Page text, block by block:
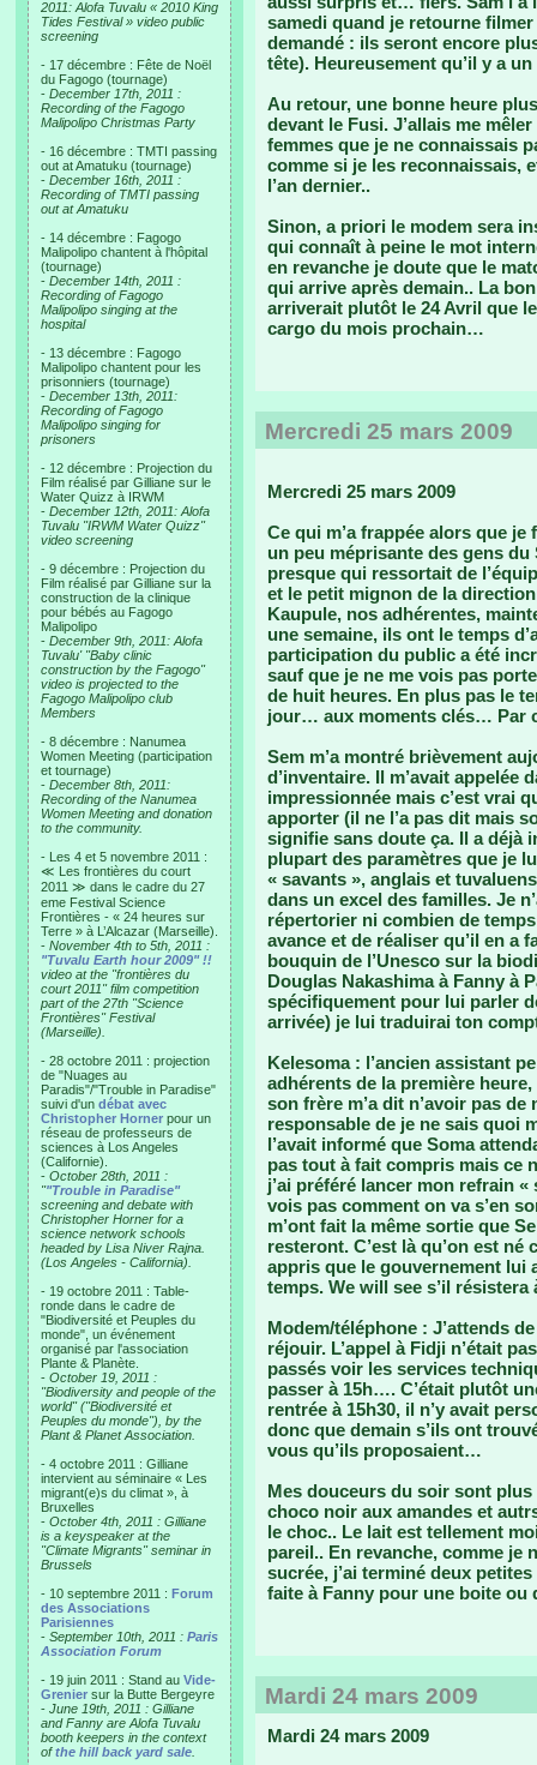
2011: Alofa Tuvalu « 2010 King
Tides Festival » video public
screening
- 17 décembre : Fête de Noël
du Fagogo (tournage)
- December 17th, 2011 :
Recording of the Fagogo
Malipolipo Christmas Party
- 16 décembre : TMTI passing
out at Amatuku (tournage)
- December 16th, 2011 :
Recording of TMTI passing
out at Amatuku
- 14 décembre : Fagogo
Malipolipo chantent à l'hôpital
(tournage)
- December 14th, 2011 :
Recording of Fagogo
Malipolipo singing at the
hospital
- 13 décembre : Fagogo
Malipolipo chantent pour les
prisonniers (tournage)
- December 13th, 2011:
Recording of Fagogo
Malipolipo singing for
prisoners
- 12 décembre : Projection du
Film réalisé par Gilliane sur le
Water Quizz à IRWM
- December 12th, 2011: Alofa
Tuvalu "IRWM Water Quizz"
video screening
- 9 décembre : Projection du
Film réalisé par Gilliane sur la
construction de la clinique
pour bébés au Fagogo
Malipolipo
- December 9th, 2011: Alofa
Tuvalu' "Baby clinic
construction by the Fagogo"
video is projected to the
Fagogo Malipolipo club
Members
- 8 décembre : Nanumea
Women Meeting (participation
et tournage)
- December 8th, 2011:
Recording of the Nanumea
Women Meeting and donation
to the community.
- Les 4 et 5 novembre 2011 :
≪ Les frontières du court
2011 ≫ dans le cadre du 27
eme Festival Science
Frontières - « 24 heures sur
Terre » à L’Alcazar (Marseille).
- November 4th to 5th, 2011 :
"Tuvalu Earth hour 2009" !!
video at the "frontières du
court 2011" film competition
part of the 27th "Science
Frontières" Festival
(Marseille).
- 28 octobre 2011 : projection
de "Nuages au
Paradis"/"Trouble in Paradise"
suivi d'un débat avec
Christopher Horner pour un
réseau de professeurs de
sciences à Los Angeles
(Californie).
- October 28th, 2011 :
""Trouble in Paradise"
screening and debate with
Christopher Horner for a
science network schools
headed by Lisa Niver Rajna.
(Los Angeles - California).
- 19 octobre 2011 : Table-
ronde dans le cadre de
"Biodiversité et Peuples du
monde", un événement
organisé par l'association
Plante & Planète.
- October 19, 2011 :
"Biodiversity and people of the
world" ("Biodiversité et
Peuples du monde"), by the
Plant & Planet Association.
- 4 octobre 2011 : Gilliane
intervient au séminaire « Les
migrant(e)s du climat », à
Bruxelles
- October 4th, 2011 : Gilliane
is a keyspeaker at the
"Climate Migrants" seminar in
Brussels
- 10 septembre 2011 : Forum
des Associations
Parisiennes
- September 10th, 2011 : Paris
Association Forum
- 19 juin 2011 : Stand au Vide-
Grenier sur la Butte Bergeyre
- June 19th, 2011 : Gilliane
and Fanny are Alofa Tuvalu
booth keepers in the context
ofthe hill back yard sale
samedi quand je retourne
demandé : ils seront encore
tête). Heureusement qu’il y a
Au retour, une bonne heure
devant le Fusi. J’allais me
femmes que je ne connaissais
comme si je les reconnaissais,
l’an dernier..
Sinon, a priori le modem sera
qui connaît à peine le mot
en revanche je doute que le
qui arrive après demain.. La
arriverait plutôt le 24 Avril que
cargo du mois prochain…
Mercredi 25 mars 2009
Mercredi 25 mars 2009
Ce qui m’a frappée alors que je
un peu méprisante des gens
presque qui ressortait de
et le petit mignon de la
Kaupule, nos adhérentes,
une semaine, ils ont le temps
participation du public a été
sauf que je ne me vois pas
de huit heures. En plus pas le
jour… aux moments clés… Par
Sem m’a montré brièvement
d’inventaire. Il m’avait appelée
impressionnée mais c’est vrai
apporter (il ne l’a pas dit mais
signifie sans doute ça. Il a déjà
plupart des paramètres que je
« savants », anglais et
dans un excel des familles. Je
répertorier ni combien de
avance et de réaliser qu’il en a
bouquin de l’Unesco sur la
Douglas Nakashima à Fanny à
spécifiquement pour lui parler
arrivée) je lui traduirai ton
Kelesoma : l’ancien assistant
adhérents de la première
son frère m’a dit n’avoir pas
responsable de je ne sais quoi
l’avait informé que Soma
pas tout à fait compris mais ce
j’ai préféré lancer mon refrain
vois pas comment on va s’en
m’ont fait la même sortie que
resteront. C’est là qu’on est né
appris que le gouvernement lui
temps. We will see s’il
Modem/téléphone : J’attends
réjouir. L’appel à Fidji n’était
passés voir les services
passer à 15h…. C’était plutôt
rentrée à 15h30, il n’y avait
donc que demain s’ils ont
vous qu’ils proposaient…
Mes douceurs du soir sont plus
choco noir aux amandes et
le choc.. Le lait est tellement
pareil.. En revanche, comme je
sucrée, j’ai terminé deux
faite à Fanny pour une boite ou
Mardi 24 mars 2009
Mardi 24 mars 2009